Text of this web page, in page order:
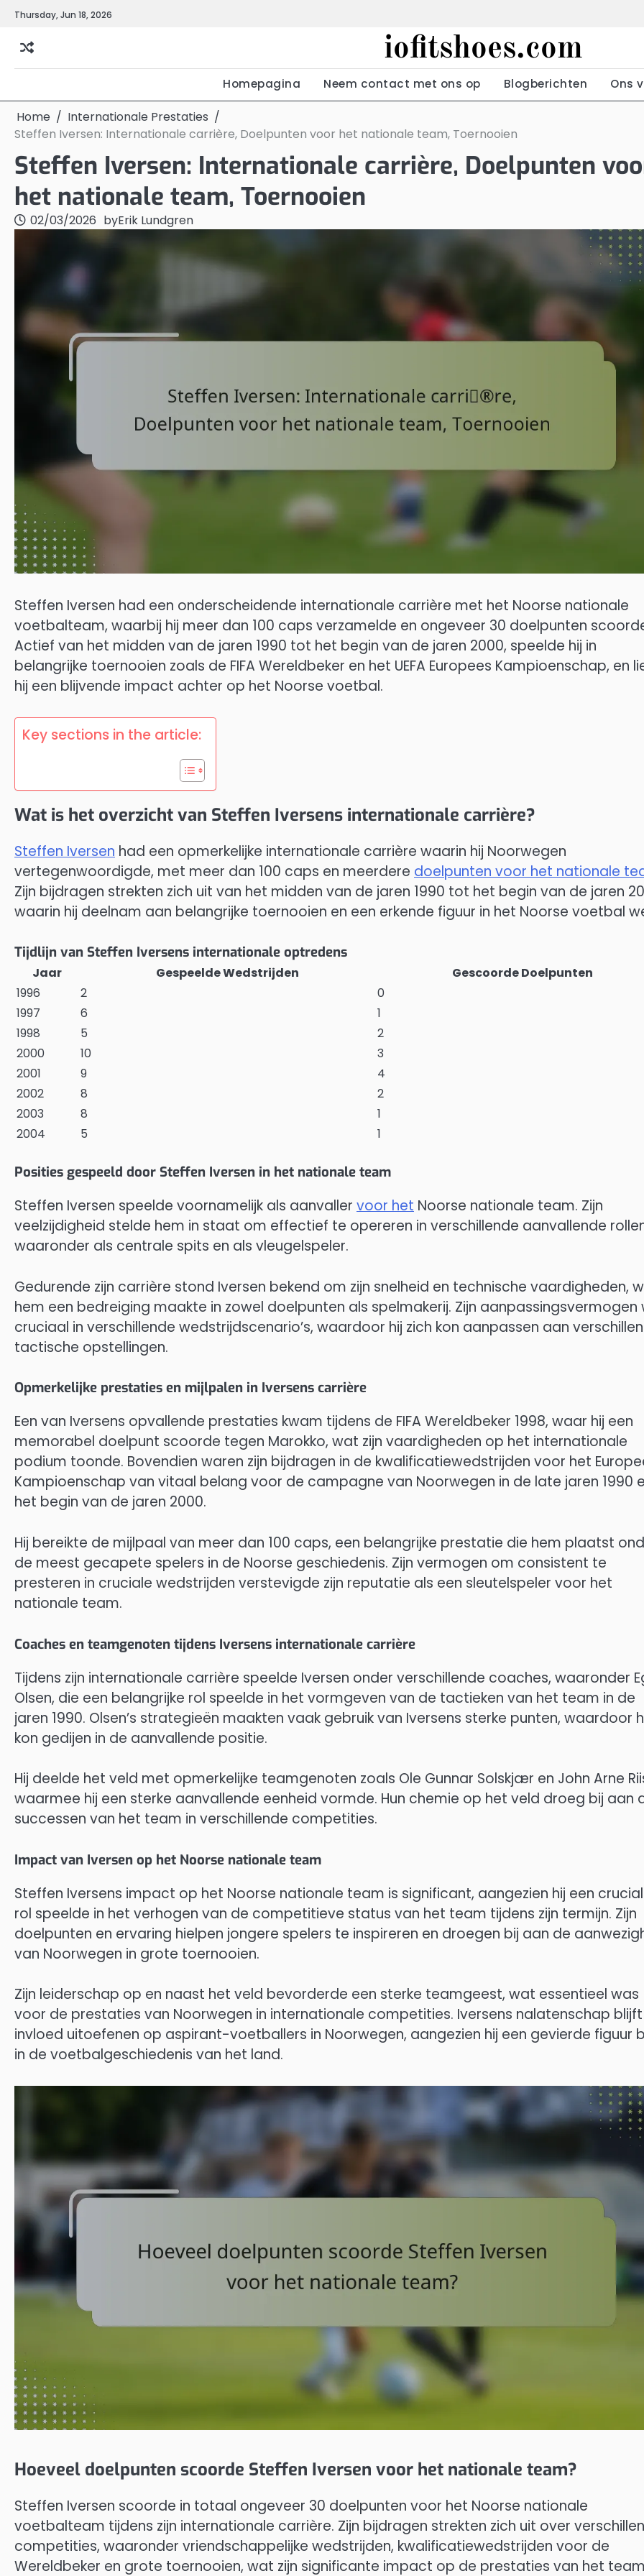
Skip
content
Thursday, Jun 18, 2026
iofitshoes.com
Homepagina Neem contact met ons op Blogberichten Ons
Home
Internationale Prestaties
Steffen Iversen: Internationale carrière, Doelpunten voor het nationale team, Toernooien
Steffen Iversen: Internationale carrière, Doelpunten
het nationale team, Toernooien
02/03/2026 byErik Lundgren
Steffen Iversen had een onderscheidende internationale carrière met het Noorse nationale
voetbalteam, waarbij hij meer dan 100 caps verzamelde en ongeveer 30 doelpunten
Actief van het midden van de jaren 1990 tot het begin van de jaren 2000, speelde hij in
belangrijke toernooien zoals de FIFA Wereldbeker en het UEFA Europees Kampioenschap, en
hij een blijvende impact achter op het Noorse voetbal.
Key sections in the article:
Wat is het overzicht van Steffen Iversens internationale carrière?
Steffen Iversen had een opmerkelijke internationale carrière waarin hij Noorwegen
vertegenwoordigde, met meer dan 100 caps en meerdere doelpunten voor het nationale
Zijn bijdragen strekten zich uit van het midden van de jaren 1990 tot het begin van de jaren
waarin hij deelnam aan belangrijke toernooien en een erkende figuur in het Noorse voetbal
Tijdlijn van Steffen Iversens internationale optredens
Jaar Gespeelde Wedstrijden
Gescoorde Doelpunten
1996
2
0
1997
6
1
1998
5
2
2000
10
3
2001
9
4
2002
8
2
2003
8
1
2004
5 1
Posities gespeeld door Steffen Iversen in het nationale team
Steffen Iversen speelde voornamelijk als aanvaller voor het Noorse nationale team. Zijn
veelzijdigheid stelde hem in staat om effectief te opereren in verschillende aanvallende
waaronder als centrale spits en als vleugelspeler.
Gedurende zijn carrière stond Iversen bekend om zijn snelheid en technische vaardigheden,
hem een bedreiging maakte in zowel doelpunten als spelmakerij. Zijn aanpassingsvermogen
cruciaal in verschillende wedstrijdscenario’s, waardoor hij zich kon aanpassen aan
tactische opstellingen.
Opmerkelijke prestaties en mijlpalen in Iversens carrière
Een van Iversens opvallende prestaties kwam tijdens de FIFA Wereldbeker 1998, waar hij een
memorabel doelpunt scoorde tegen Marokko, wat zijn vaardigheden op het internationale
podium toonde. Bovendien waren zijn bijdragen in de kwalificatiewedstrijden voor het
Kampioenschap van vitaal belang voor de campagne van Noorwegen in de late jaren 1990
het begin van de jaren 2000.
Hij bereikte de mijlpaal van meer dan 100 caps, een belangrijke prestatie die hem plaatst
de meest gecapete spelers in de Noorse geschiedenis. Zijn vermogen om consistent te
presteren in cruciale wedstrijden verstevigde zijn reputatie als een sleutelspeler voor het
nationale team.
Coaches en teamgenoten tijdens Iversens internationale carrière
Tijdens zijn internationale carrière speelde Iversen onder verschillende coaches, waaronder
Olsen, die een belangrijke rol speelde in het vormgeven van de tactieken van het team in de
jaren 1990. Olsen’s strategieën maakten vaak gebruik van Iversens sterke punten, waardoor
kon gedijen in de aanvallende positie.
Hij deelde het veld met opmerkelijke teamgenoten zoals Ole Gunnar Solskjær en John Arne
waarmee hij een sterke aanvallende eenheid vormde. Hun chemie op het veld droeg bij aan
successen van het team in verschillende competities.
Impact van Iversen op het Noorse nationale team
Steffen Iversens impact op het Noorse nationale team is significant, aangezien hij een
rol speelde in het verhogen van de competitieve status van het team tijdens zijn termijn. Zijn
doelpunten en ervaring hielpen jongere spelers te inspireren en droegen bij aan de
van Noorwegen in grote toernooien.
Zijn leiderschap op en naast het veld bevorderde een sterke teamgeest, wat essentieel was
voor de prestaties van Noorwegen in internationale competities. Iversens nalatenschap blijft
invloed uitoefenen op aspirant-voetballers in Noorwegen, aangezien hij een gevierde figuur
in de voetbalgeschiedenis van het land.
Hoeveel doelpunten scoorde Steffen Iversen voor het nationale team?
Steffen Iversen scoorde in totaal ongeveer 30 doelpunten voor het Noorse nationale
voetbalteam tijdens zijn internationale carrière. Zijn bijdragen strekten zich uit over
competities, waaronder vriendschappelijke wedstrijden, kwalificatiewedstrijden voor de
Wereldbeker en grote toernooien, wat zijn significante impact op de prestaties van het team